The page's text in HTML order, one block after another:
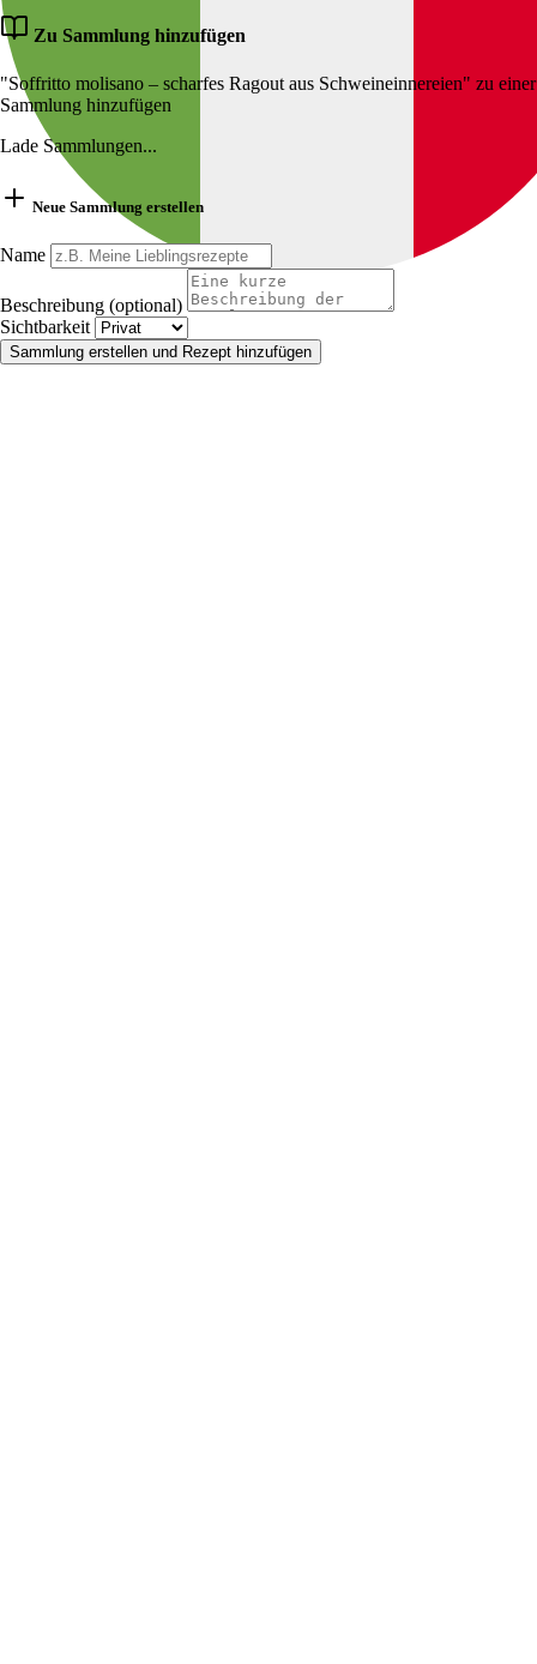
Zu Sammlung hinzufügen
"Soffritto molisano – scharfes Ragout aus Schweineinnereien" zu einer
Sammlung hinzufügen
Lade Sammlungen...
Neue Sammlung erstellen
Name
Beschreibung (optional)
Sichtbarkeit
Sammlung erstellen und Rezept hinzufügen